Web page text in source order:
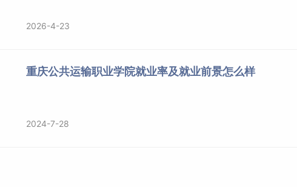
2026-4-23
重庆公共运输职业学院就业率及就业前景怎么样
2024-7-28